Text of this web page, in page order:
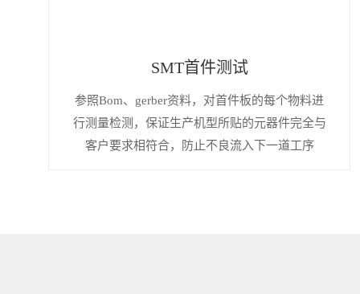
SMT首件测试
参照Bom、gerber资料，对首件板的每个物料进
行测量检测，保证生产机型所贴的元器件完全与
客户要求相符合，防止不良流入下一道工序